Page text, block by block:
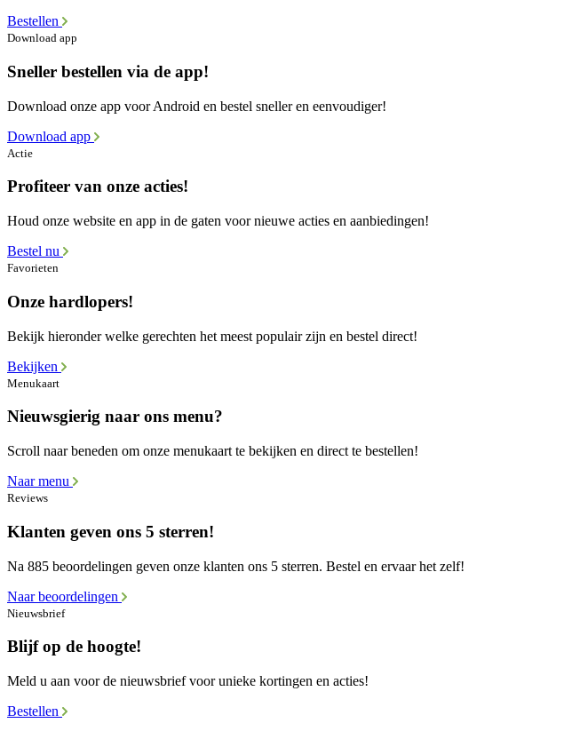
Bestellen
Download app
Sneller bestellen via de app!
Download onze app voor Android en bestel sneller en eenvoudiger!
Download app
Actie
Profiteer van onze acties!
Houd onze website en app in de gaten voor nieuwe acties en aanbiedingen!
Bestel nu
Favorieten
Onze hardlopers!
Bekijk hieronder welke gerechten het meest populair zijn en bestel direct!
Bekijken
Menukaart
Nieuwsgierig naar ons menu?
Scroll naar beneden om onze menukaart te bekijken en direct te bestellen!
Naar menu
Reviews
Klanten geven ons 5 sterren!
Na 885 beoordelingen geven onze klanten ons 5 sterren. Bestel en ervaar het zelf!
Naar beoordelingen
Nieuwsbrief
Blijf op de hoogte!
Meld u aan voor de nieuwsbrief voor unieke kortingen en acties!
Bestellen